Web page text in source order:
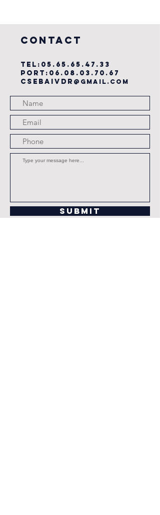
COntact
TEL: 05.65.65.47.33
PORT: 06.08.03.70.67
csebaivdr @gmail.com
Submit